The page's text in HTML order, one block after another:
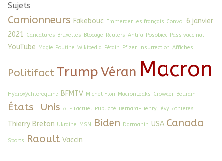
Sujets
Camionneurs Fakebouc Emmerder les français Convoi 6 janvier
2021 Caricatures Bruxelles Blocage Reuters Antifa Posobiec Pass vaccinal
YouTube Magie Poutine Wikipedia Pétain Pfizer Insurrection Affiches
Politifact TrumpVéran Macron
Hydroxychloroquine BFMTV Michel Flori MacronLeaks Crowder Bourdin
États-Unis AFP Factuel Publicité Bernard-Henry Lévy Athletes
Thierry Breton Ukraine MSN Biden Darmanin USA Canada
Sports Raoult Vaccin